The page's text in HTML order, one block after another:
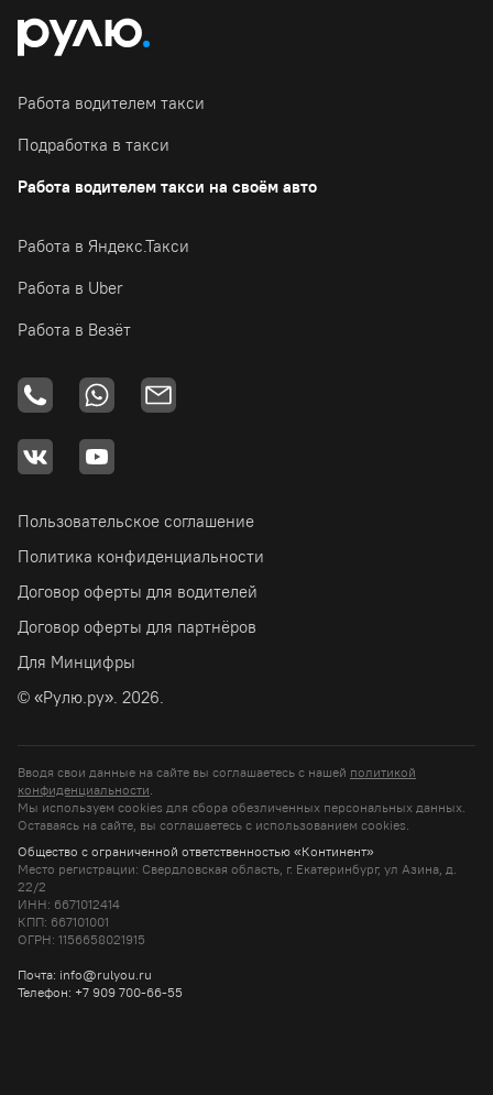
Работа водителем такси
Подработка в такси
Работа водителем такси на своём авто
Работа в Яндекс.Такси
Работа в Uber
Работа в Везёт
Пользовательское соглашение
Политика конфиденциальности
Договор оферты для водителей
Договор оферты для партнёров
Для Минцифры
© «Рулю.ру». 2026.
Вводя свои данные на сайте вы соглашаетесь с нашей политикой
конфиденциальности
Мы используем cookies для сбора обезличенных персональных данных.
Оставаясь на сайте, вы соглашаетесь c использованием cookies.
Общество с ограниченной ответственностью «Континент»
Место регистрации: Свердловская область, г. Екатеринбург, ул Азина, д.
22/2
ИНН: 6671012414
КПП: 667101001
ОГРН: 1156658021915
Почта: info@rulyou.ru
Телефон: +7 909 700-66-55